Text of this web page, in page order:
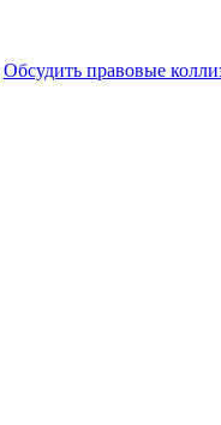
Обсудить правовые